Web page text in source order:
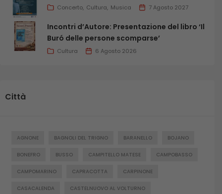
Concerto Cultura Musica 7 Agosto 2027
Incontri d’Autore: Presentazione del libro ‘Il
Buró delle persone scomparse’
Cultura 6 Agosto 2026
Città
AGNONE BAGNOLI DEL TRIGNO BARANELLO BOJANO
BONEFRO BUSSO CAMPITELLO MATESE CAMPOBASSO
CAMPOMARINO CAPRACOTTA CARPINONE
CASACALENDA CASTELNUOVO AL VOLTURNO